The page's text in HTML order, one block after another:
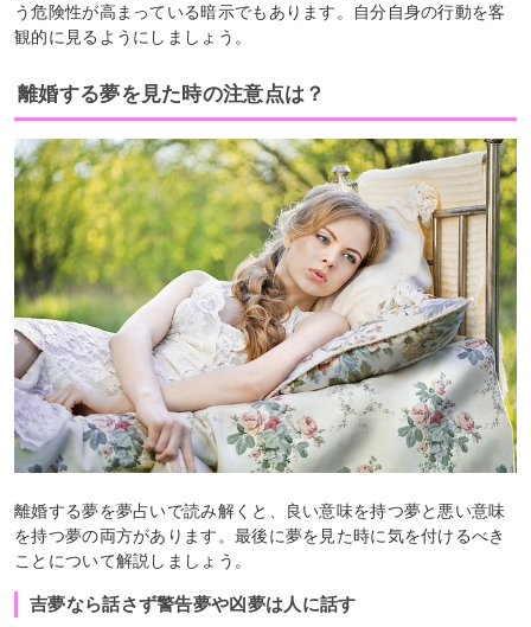
う危険性が高まっている暗示でもあります。自分自身の行動を客
観的に見るようにしましょう。
離婚する夢を見た時の注意点は？
離婚する夢を夢占いで読み解くと、良い意味を持つ夢と悪い意味
を持つ夢の両方があります。最後に夢を見た時に気を付けるべき
ことについて解説しましょう。
吉夢なら話さず警告夢や凶夢は人に話す